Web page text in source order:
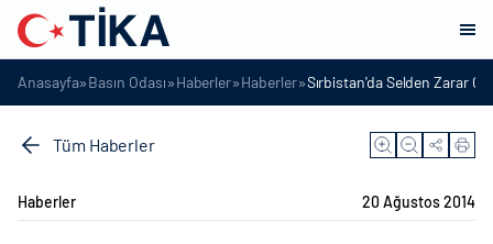
Anasayfa»Basın Odası»Haberler»Haberler»Sırbistan'da Selden Zarar
Tüm Haberler
Haberler 20 Ağustos 2014